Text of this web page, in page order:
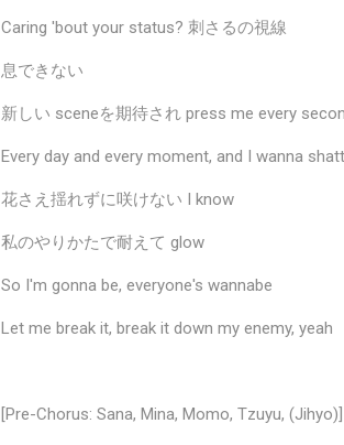
Caring 'bout your status? 刺さるの視線
息できない
新しい sceneを期待され press me every
Every day and every moment, and I wanna
花さえ揺れずに咲けない I know
私のやりかたで耐えて glow
So I'm gonna be, everyone's wannabe
Let me break it, break it down my enemy, yeah
[Pre-Chorus: Sana, Mina, Momo, Tzuyu, (Jihyo)]
♩